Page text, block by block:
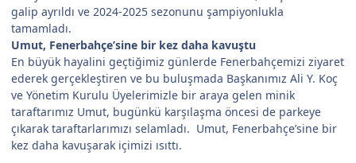
galip ayrıldı ve 2024-2025 sezonunu şampiyonlukla
tamamladı.
Umut, Fenerbahçe’sine bir kez daha kavuştu
En büyük hayalini geçtiğimiz günlerde Fenerbahçemizi ziyaret
ederek gerçekleştiren ve bu buluşmada Başkanımız Ali Y. Koç
ve Yönetim Kurulu Üyelerimizle bir araya gelen minik
taraftarımız Umut, bugünkü karşılaşma öncesi de parkeye
çıkarak taraftarlarımızı selamladı. Umut, Fenerbahçe’sine bir
kez daha kavuşarak içimizi ısıttı.